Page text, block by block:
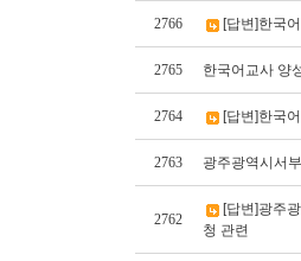
2766 [답변]한국
2765 한국어교사 양
2764 [답변]한국
2763 광주광역시서
2762
[답변]광주
청 관련